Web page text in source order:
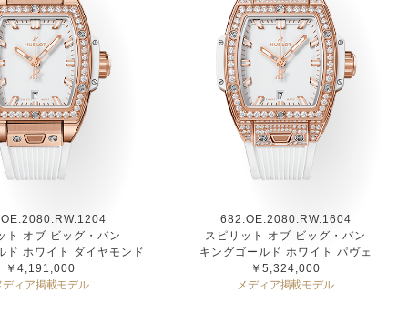
ト オブ ビッグ・バン
ド ホワイト ダイヤモンド
￥4,191,000
ディア掲載モデル
682.OE.2080.RW.1604
スピリット オブ ビッグ・バン
キングゴールド ホワイト パヴェ
￥5,324,000
メディア掲載モデル